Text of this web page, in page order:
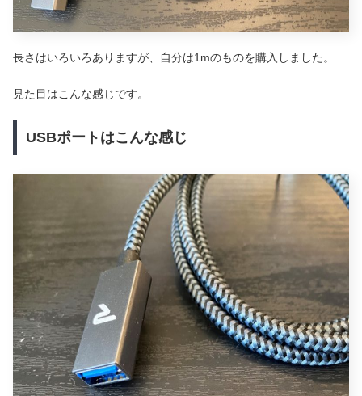
長さはいろいろありますが、自分は1mのものを購入しました。
見た目はこんな感じです。
USBポートはこんな感じ